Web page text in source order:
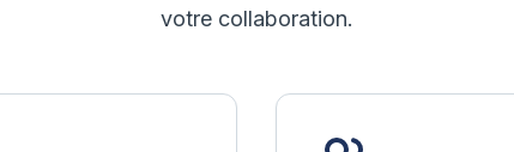
votre collaboration.